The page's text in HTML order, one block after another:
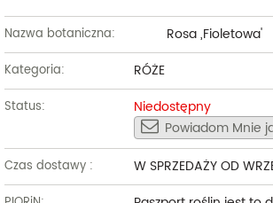
Nazwa botaniczna: Rosa ,Fioletowa'
Kategoria: RÓŻE
Status:
Niedostępny
Powiadom Mnie
Czas dostawy : W SPRZEDAŻY OD